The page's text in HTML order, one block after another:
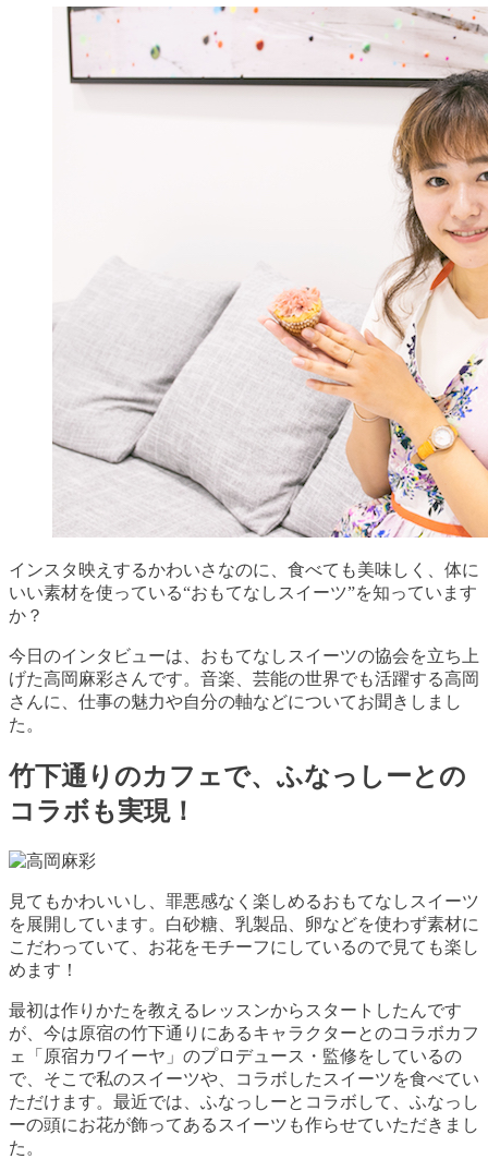
インスタ映えするかわいさなのに、食べても美味しく、体に
いい素材を使っている“おもてなしスイーツ”を知っています
か？
今日のインタビューは、おもてなしスイーツの協会を立ち上
げた高岡麻彩さんです。音楽、芸能の世界でも活躍する高岡
さんに、仕事の魅力や自分の軸などについてお聞きしまし
た。
竹下通りのカフェで、ふなっしーとの
コラボも実現！
見てもかわいいし、罪悪感なく楽しめるおもてなしスイーツ
を展開しています。白砂糖、乳製品、卵などを使わず素材に
こだわっていて、お花をモチーフにしているので見ても楽し
めます！
最初は作りかたを教えるレッスンからスタートしたんです
が、今は原宿の竹下通りにあるキャラクターとのコラボカフ
ェ「原宿カワイーヤ」のプロデュース・監修をしているの
で、そこで私のスイーツや、コラボしたスイーツを食べてい
ただけます。最近では、ふなっしーとコラボして、ふなっし
ーの頭にお花が飾ってあるスイーツも作らせていただきまし
た。